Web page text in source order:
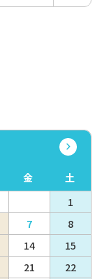
金
土
1
7
8
14
15
21
22